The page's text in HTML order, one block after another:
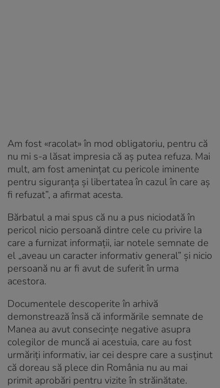
Am fost «racolat» în mod obligatoriu, pentru că
nu mi s-a lăsat impresia că aș putea refuza. Mai
mult, am fost amenințat cu pericole iminente
pentru siguranța și libertatea în cazul în care aș
fi refuzat”, a afirmat acesta.
Bărbatul a mai spus că nu a pus niciodată în
pericol nicio persoană dintre cele cu privire la
care a furnizat informații, iar notele semnate de
el „aveau un caracter informativ general” și nicio
persoană nu ar fi avut de suferit în urma
acestora.
Documentele descoperite în arhivă
demonstrează însă că informările semnate de
Manea au avut consecințe negative asupra
colegilor de muncă ai acestuia, care au fost
urmăriți informativ, iar cei despre care a susținut
că doreau să plece din România nu au mai
primit aprobări pentru vizite în străinătate.